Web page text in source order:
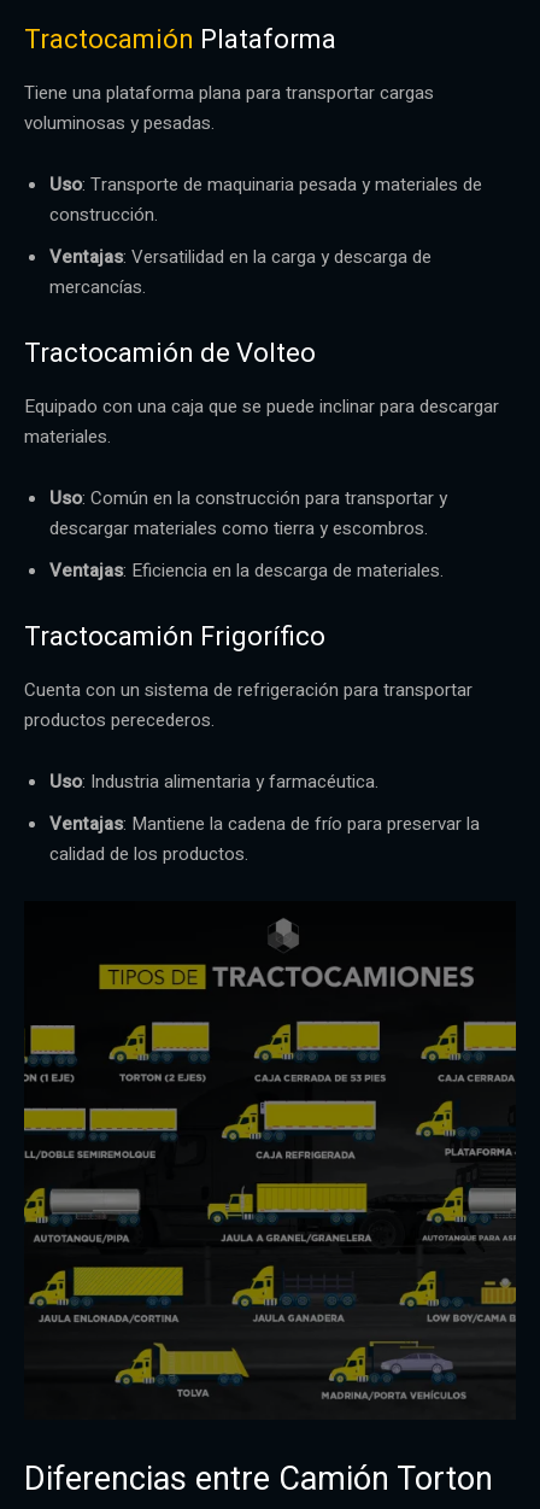
Tractocamión Plataforma
Tiene una plataforma plana para transportar cargas
voluminosas y pesadas.
Uso: Transporte de maquinaria pesada y materiales de
construcción.
Ventajas: Versatilidad en la carga y descarga de
mercancías.
Tractocamión de Volteo
Equipado con una caja que se puede inclinar para descargar
materiales.
Uso: Común en la construcción para transportar y
descargar materiales como tierra y escombros.
Ventajas: Eficiencia en la descarga de materiales.
Tractocamión Frigorífico
Cuenta con un sistema de refrigeración para transportar
productos perecederos.
Uso: Industria alimentaria y farmacéutica.
Ventajas: Mantiene la cadena de frío para preservar la
calidad de los productos.
Diferencias entre Camión Torton